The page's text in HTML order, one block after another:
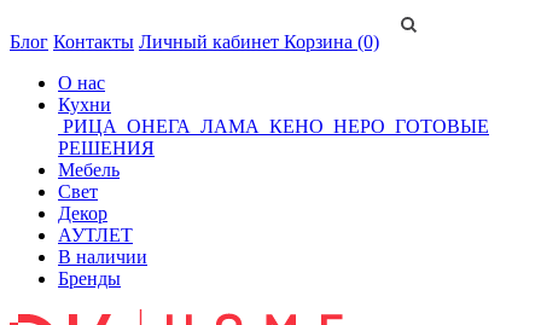
Блог Контакты Личный кабинет Корзина (0)
О нас
Кухни
РИЦА ОНЕГА ЛАМА КЕНО НЕРО ГОТОВЫЕ
РЕШЕНИЯ
Мебель
Свет
Декор
АУТЛЕТ
В наличии
Бренды